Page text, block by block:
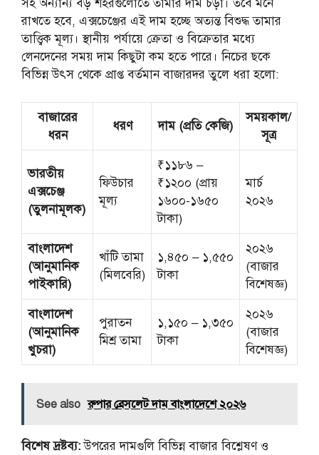
সহ অন্যান্য বড় শহরগুলোতে তামার দাম চড়া। তবে মনে
রাখতে হবে, এক্সচেঞ্জের এই দাম হচ্ছে অত্যন্ত বিশুদ্ধ তামার
তাত্ত্বিক মূল্য। স্থানীয় পর্যায়ে ক্রেতা ও বিক্রেতার মধ্যে
লেনদেনের সময় দাম কিছুটা কম হতে পারে। নিচের ছকে
বিভিন্ন উৎস থেকে প্রাপ্ত বর্তমান বাজারদর তুলে ধরা হলো:
বাজারের
ধরন
ধরণ দাম (প্রতি কেজি)
সময়কাল/
সূত্র
ভারতীয়
এক্সচেঞ্জ
(তুলনামূলক)
ফিউচার
মূল্য
₹১১৮৬ –
₹১২০০ (প্রায়
১৬০০-১৬৫০
টাকা)
মার্চ
২০২৬
বাংলাদেশ
(আনুমানিক
পাইকারি)
খাঁটি তামা
(মিলবেরি)
১,৪৫০ – ১,৫৫০
টাকা
২০২৬
(বাজার
বিশেষজ্ঞ)
বাংলাদেশ
(আনুমানিক
খুচরা)
পুরাতন
মিশ্র তামা
১,১৫০ – ১,৩৫০
টাকা
২০২৬
(বাজার
বিশেষজ্ঞ)
See also রুপার ব্রেসলেট দাম বাংলাদেশে ২০২৬
বিশেষ দ্রষ্টব্য:উপরের দামগুলি বিভিন্ন বাজার বিশ্লেষণ ও